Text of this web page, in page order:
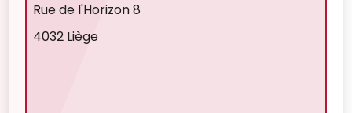
Rue de l'Horizon 8
4032 Liège